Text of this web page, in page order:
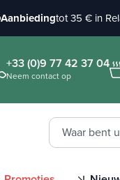
Aanbiedingtot 35 € in
+33 (0)9 77 42 37 04
Neem contact op